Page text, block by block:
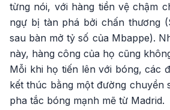
từng nói, với hàng tiền vệ chậm
ngự bị tàn phá bởi chấn thương
sau bàn mở tỷ số của Mbappe).
này, hàng công của họ cũng
Mỗi khi họ tiến lên với bóng, các
kết thúc bằng một đường chuyền
pha tắc bóng mạnh mẽ từ Madrid.